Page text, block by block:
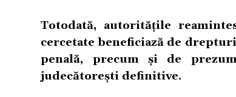
Totodată, autoritățile
cercetate beneficiază de
penală, precum și de
judecătorești definitive.